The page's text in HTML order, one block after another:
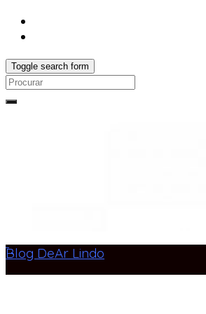
Toggle search form
Search
Blog DeAr Lindo